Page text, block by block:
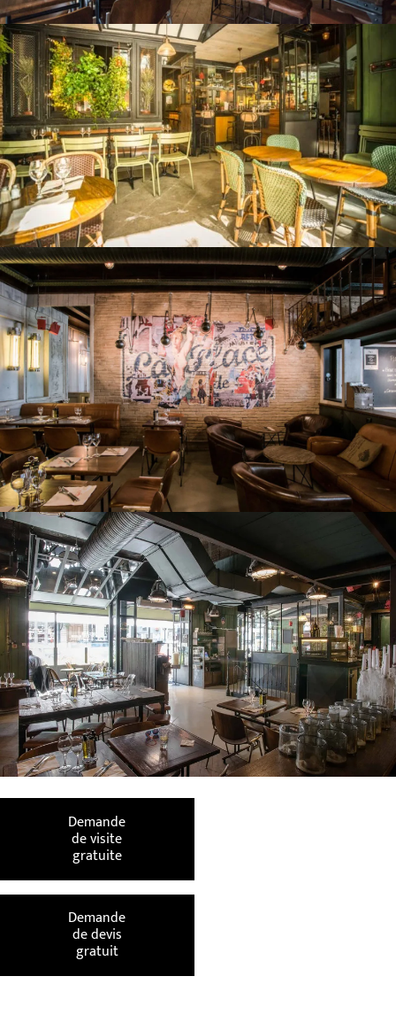
Demande
de visite
gratuite
Demande
de devis
gratuit